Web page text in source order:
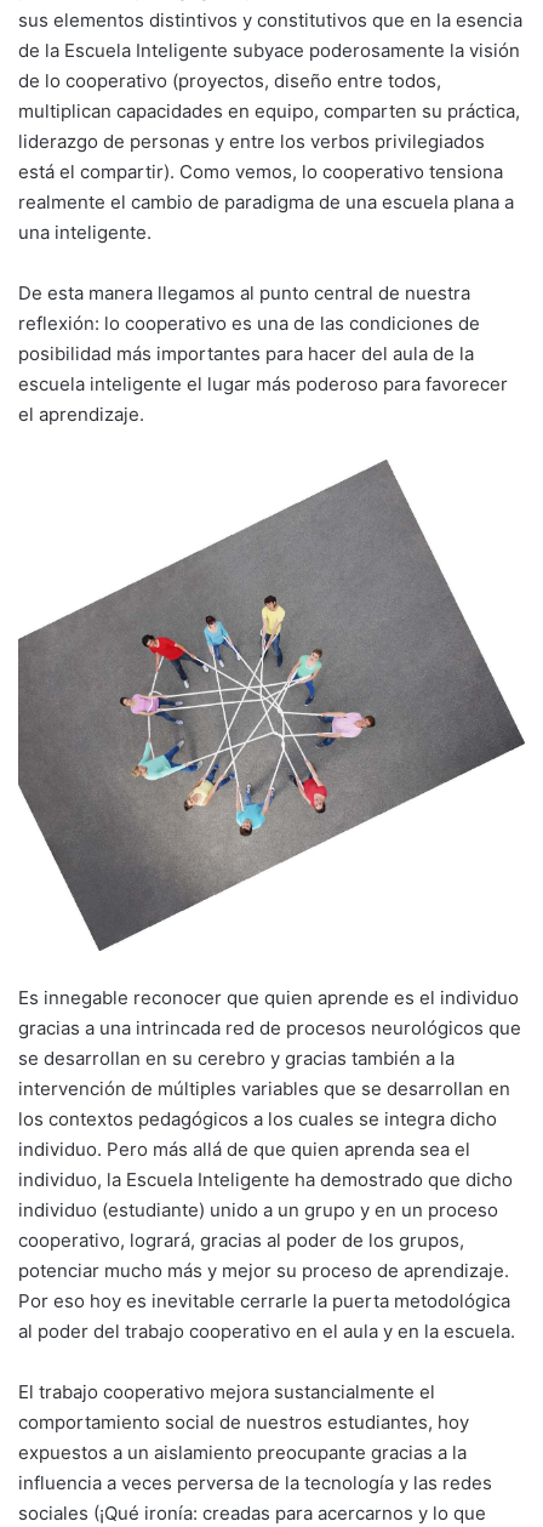
sus elementos distintivos y constitutivos que en la esencia
de la Escuela Inteligente subyace poderosamente la visión
de lo cooperativo (proyectos, diseño entre todos,
multiplican capacidades en equipo, comparten su práctica,
liderazgo de personas y entre los verbos privilegiados
está el compartir). Como vemos, lo cooperativo tensiona
realmente el cambio de paradigma de una escuela plana a
una inteligente.
De esta manera llegamos al punto central de nuestra
reflexión: lo cooperativo es una de las condiciones de
posibilidad más importantes para hacer del aula de la
escuela inteligente el lugar más poderoso para favorecer
el aprendizaje.
Es innegable reconocer que quien aprende es el individuo
gracias a una intrincada red de procesos neurológicos que
se desarrollan en su cerebro y gracias también a la
intervención de múltiples variables que se desarrollan en
los contextos pedagógicos a los cuales se integra dicho
individuo. Pero más allá de que quien aprenda sea el
individuo, la Escuela Inteligente ha demostrado que dicho
individuo (estudiante) unido a un grupo y en un proceso
cooperativo, logrará, gracias al poder de los grupos,
potenciar mucho más y mejor su proceso de aprendizaje.
Por eso hoy es inevitable cerrarle la puerta metodológica
al poder del trabajo cooperativo en el aula y en la escuela.
El trabajo cooperativo mejora sustancialmente el
comportamiento social de nuestros estudiantes, hoy
expuestos a un aislamiento preocupante gracias a la
influencia a veces perversa de la tecnología y las redes
sociales (¡Qué ironía: creadas para acercarnos y lo que